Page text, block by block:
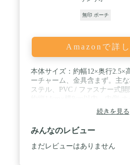
無印 ポーチ
Amazonで詳
本体サイズ：約幅12×奥行2.5×
ーチャーム、金具含まず。主
ステル、PVC / ファスナー式
クリルスタンドの収納、持ち
クターがアクリルスタンドを
キャラクター形デザイン。後
年齢3才以上 / (C)1989,2024
続きを見る
みんなのレビュー
まだレビューはありません